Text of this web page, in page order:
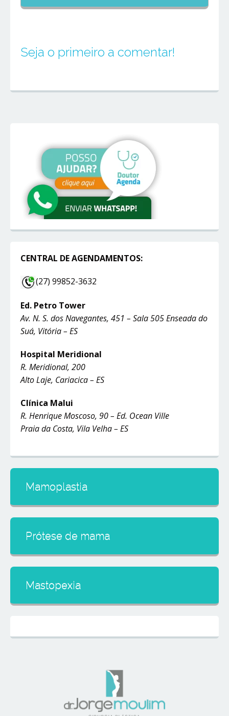
Seja o primeiro a comentar!
CENTRAL DE AGENDAMENTOS:
(27) 99852-3632
Ed. Petro Tower
Av. N. S. dos Navegantes, 451 – Sala 505 Enseada do
Suá, Vitória – ES
Hospital Meridional
R. Meridional, 200
Alto Laje, Cariacica – ES
Clínica Malui
R. Henrique Moscoso, 90 – Ed. Ocean Ville
Praia da Costa, Vila Velha – ES
Mamoplastia
Prótese de mama
Mastopexia